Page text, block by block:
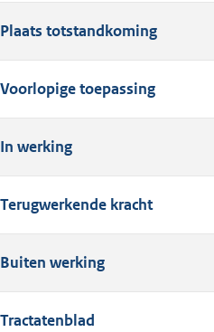
Plaats totstandkoming
Voorlopige toepassing
In werking
Terugwerkende kracht
Buiten werking
Tractatenblad